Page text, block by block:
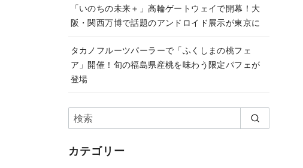
「いのちの未来＋」高輪ゲートウェイで開幕！大
阪・関西万博で話題のアンドロイド展示が東京に
タカノフルーツパーラーで「ふくしまの桃フェ
ア」開催！旬の福島県産桃を味わう限定パフェが
登場
カテゴリー